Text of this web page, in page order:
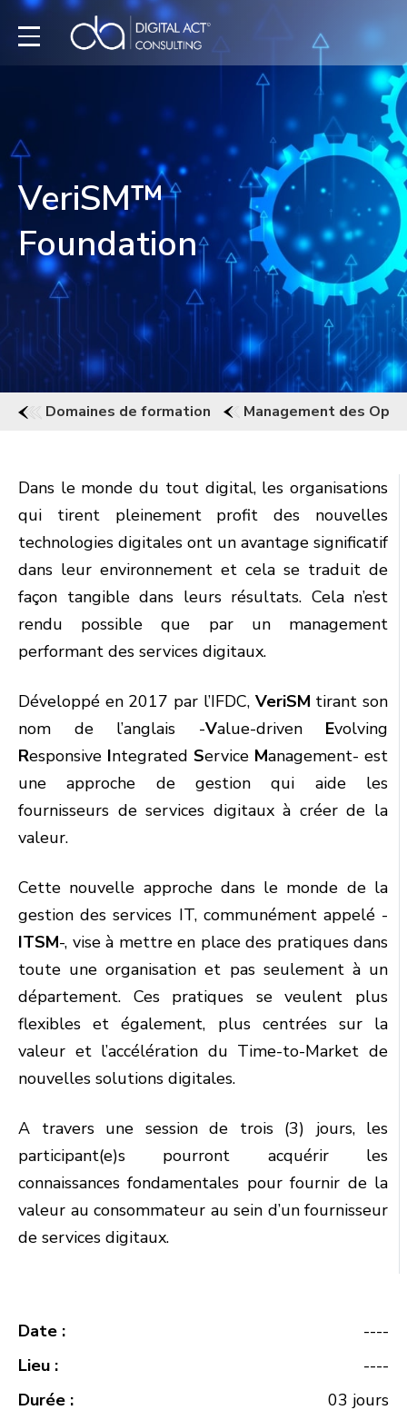
VeriSM™
Foundation
Domaines de formation Management des
Dans le monde du tout digital, les organisations
qui tirent pleinement profit des nouvelles
technologies digitales ont un avantage significatif
dans leur environnement et cela se traduit de
façon tangible dans leurs résultats. Cela n’est
rendu possible que par un management
performant des services digitaux.
Développé en 2017 par l’IFDC, VeriSM tirant son
nom de l’anglais -Value-driven Evolving
Responsive Integrated Service Management- est
une approche de gestion qui aide les
fournisseurs de services digitaux à créer de la
valeur.
Cette nouvelle approche dans le monde de la
gestion des services IT, communément appelé -
ITSM-, vise à mettre en place des pratiques dans
toute une organisation et pas seulement à un
département. Ces pratiques se veulent plus
flexibles et également, plus centrées sur la
valeur et l’accélération du Time-to-Market de
nouvelles solutions digitales.
A travers une session de trois (3) jours, les
participant(e)s pourront acquérir les
connaissances fondamentales pour fournir de la
valeur au consommateur au sein d’un fournisseur
de services digitaux.
Date :
----
Lieu :
----
Durée :
03 jours